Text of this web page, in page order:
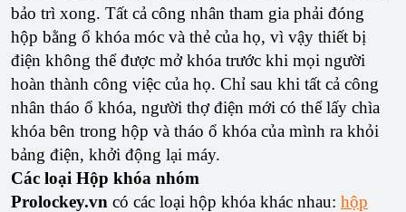
bảo trì xong. Tất cả công nhân tham gia phải đóng
hộp bằng ổ khóa móc và thẻ của họ, vì vậy thiết bị
điện không thể được mở khóa trước khi mọi người
hoàn thành công việc của họ. Chỉ sau khi tất cả công
nhân tháo ổ khóa, người thợ điện mới có thể lấy chìa
khóa bên trong hộp và tháo ổ khóa của mình ra khỏi
bảng điện, khởi động lại máy.
Các loại Hộp khóa nhóm
Prolockey.vn có các loại hộp khóa khác nhau: hộp